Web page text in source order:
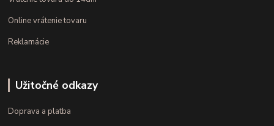
Online vrátenie tovaru
Reklamácie
Užitočné odkazy
Doprava a platba